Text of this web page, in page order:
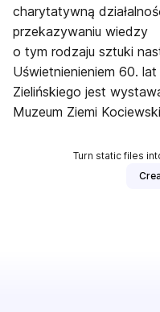
charytatywną
przekazywaniu wiedzy
o tym rodzaju sztuki
Uświetnienieniem 60.
Zielińskiego jest
Muzeum Ziemi
Turn static files